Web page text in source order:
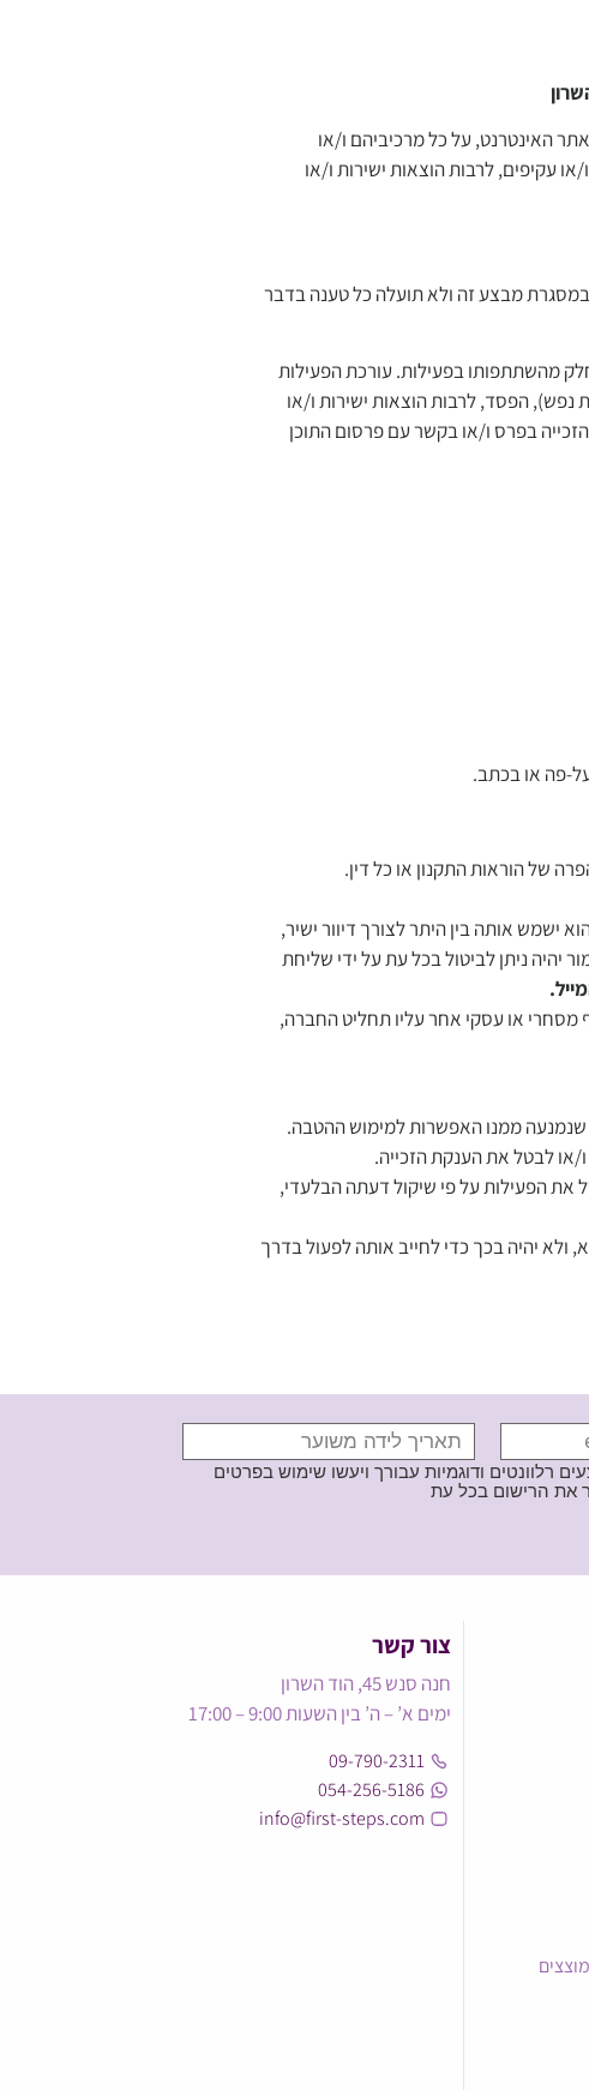
האינטרנט, על כל מרכיביהם ו/או
עקיפים, לרבות הוצאות ישירות ו/או
במסגרת מבצע זה ולא תועלה כל טענה בדבר
מהשתתפותו בפעילות. עורכת הפעילות
נפש), הפסד, לרבות הוצאות ישירות ו/או
בפרס ו/או בקשר עם פרסום התוכן
פה או בכתב.
של הוראות התקנון או כל דין.
ישמש אותה בין היתר לצורך דיוור ישיר,
יהיה ניתן לביטול בכל עת על ידי שליחת
מסחרי או עסקי אחר עליו תחליט החברה,
ממנו האפשרות למימוש ההטבה.
או לבטל את הענקת הזכייה.
את הפעילות על פי שיקול דעתה הבלעדי,
ולא יהיה בכך כדי לחייב אותה לפעול בדרך
רלוונטים ודוגמיות עבורך ויעשו שימוש בפרטים
צור קשר
חנה סנש 45, הוד השרון
ימים א’ – ה’ בין השעות 9:00 – 17:00
09-790-2311
054-256-5186
info@first-steps.com